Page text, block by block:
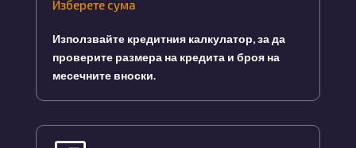
Изберете сума
Използвайте кредитния калкулатор, за да
проверите размера на кредита и броя на
месечните вноски.